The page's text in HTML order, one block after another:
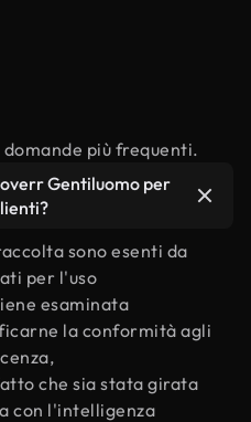
più frequenti.
Gentiluomo per
sono esenti da
per l'uso
esaminata
la conformità agli
che sia stata girata
con l'intelligenza